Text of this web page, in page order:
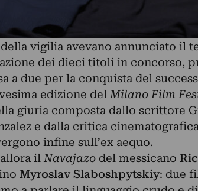
vigilia avevano annunciato il
dei dieci titoli in concorso,
a due per la conquista del
edizione del Milano Film
giuria composta dallo scrittore
e dalla critica
infine sull’ex aequo.
il Navajazo del messicano
Myroslav Slaboshpytskiy: due